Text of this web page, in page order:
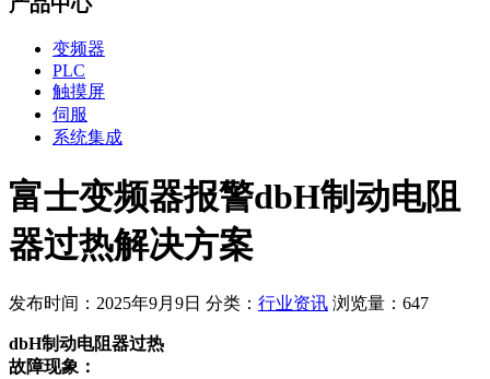
变频器
PLC
触摸屏
伺服
系统集成
富士变频器报警dbH制动电阻
器过热解决方案
发布时间：2025年9月9日 分类： 行业资讯 浏览量：647
dbH制动电阻器过热
故障现象：